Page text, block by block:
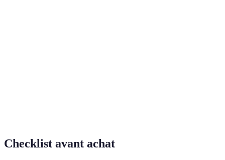
Checklist avant achat